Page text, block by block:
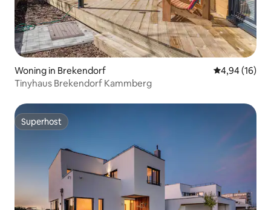
Woning in Brekendorf Gemiddelde
4,94 (16)
Tinyhaus Brekendorf Kammberg
Superhost
Superhost